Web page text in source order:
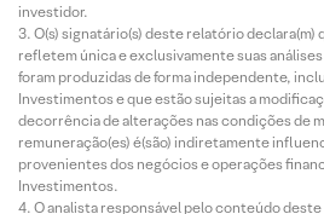
investidor.
O(s) signatário(s) deste relatório declara(m)
refletem única e exclusivamente suas
foram produzidas de forma independente,
Investimentos e que estão sujeitas a
decorrência de alterações nas condições de
remuneração(es) é(são) indiretamente
provenientes dos negócios e operações
Investimentos.
O analista responsável pelo conteúdo